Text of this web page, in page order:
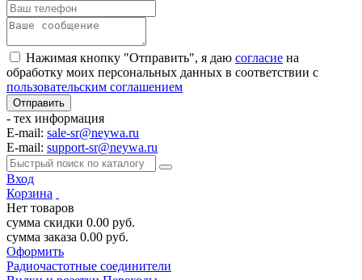
Нажимая кнопку "Отправить", я даю согласие на
обработку моих персональных данных в соответствии с
пользовательским соглашением
- тех информация
E-mail: sale-sr@neywa.ru
E-mail: support-sr@neywa.ru
Вход
Корзина
Нет товаров
сумма скидки 0.00 руб.
сумма заказа 0.00 руб.
Оформить
Радиочастотные соединители